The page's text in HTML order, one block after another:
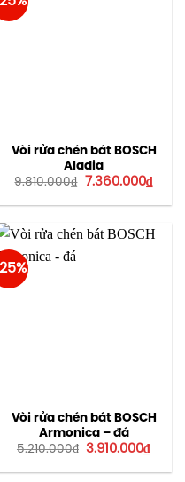
Vòi rửa chén bát BOSCH
Aladia
9.810.000₫
Giá
là:
7.360.000₫Giá
tại
Vòi rửa chén bát BOSCH
Armonica – đá
5.210.000₫ Giá
là:
3.910.000₫Giá
tại